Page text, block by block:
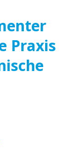
Praxis